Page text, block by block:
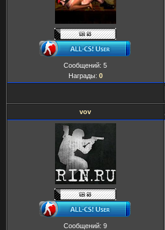
Сообщений: 5
Награды: 0
vov
Сообщений: 9